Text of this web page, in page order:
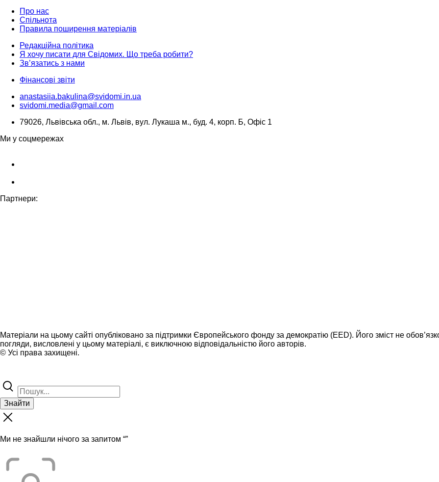
Про нас
Спільнота
Правила поширення матеріалів
Редакційна політика
Я хочу писати для Свідомих. Що треба робити?
Зв’язатись з нами
Фінансові звіти
anastasiia.bakulina@svidomi.in.ua
svidomi.media@gmail.com
79026, Львівська обл., м. Львів, вул. Лукаша м., буд. 4, корп. Б, Офіс 1
Ми у соцмережах
Партнери:
Матеріали на цьому сайті опубліковано за підтримки Європейського фонду за демократію (EED). Його зміст не
погляди, висловлені у цьому матеріалі, є виключною відповідальністю його авторів.
© Усі права захищені.
Знайти
Ми не знайшли нічого за запитом “”